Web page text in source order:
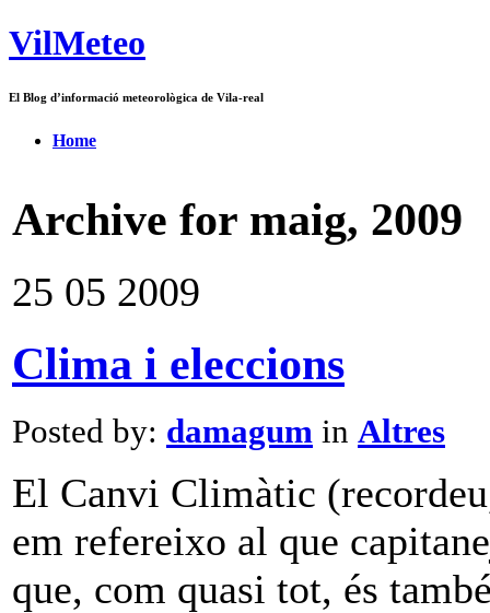
VilMeteo
El Blog d’informació meteorològica de Vila-real
Home
Archive for maig, 2009
25 05 2009
Clima i eleccions
Posted by: damagum in Altres
El Canvi Climàtic
em refereixo al que
que, com quasi tot, és